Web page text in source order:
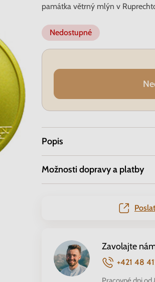
památka větrný mlýn v
Nedostupné
Popis
Možnosti dopravy a platby
Zavolajte
+421 48